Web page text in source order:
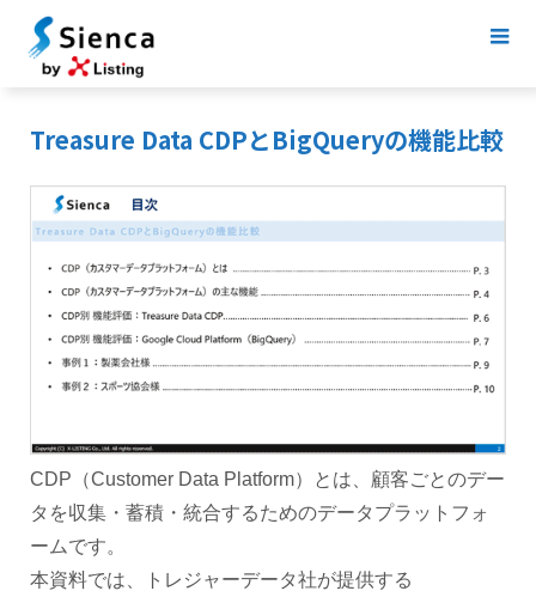
Treasure Data CDPとBigQueryの機能比較
CDP（Customer Data Platform）とは、顧客ごとのデー
タを収集・蓄積・統合するためのデータプラットフォ
ームです。
本資料では、トレジャーデータ社が提供する